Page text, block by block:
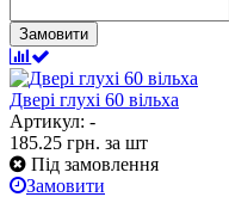
Замовити
Двері глухі 60 вільха
Артикул: -
185.25 грн. за шт
Під замовлення
Замовити